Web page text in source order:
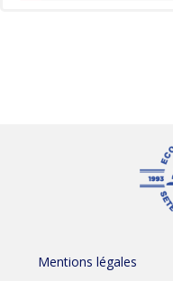
Mentions légales